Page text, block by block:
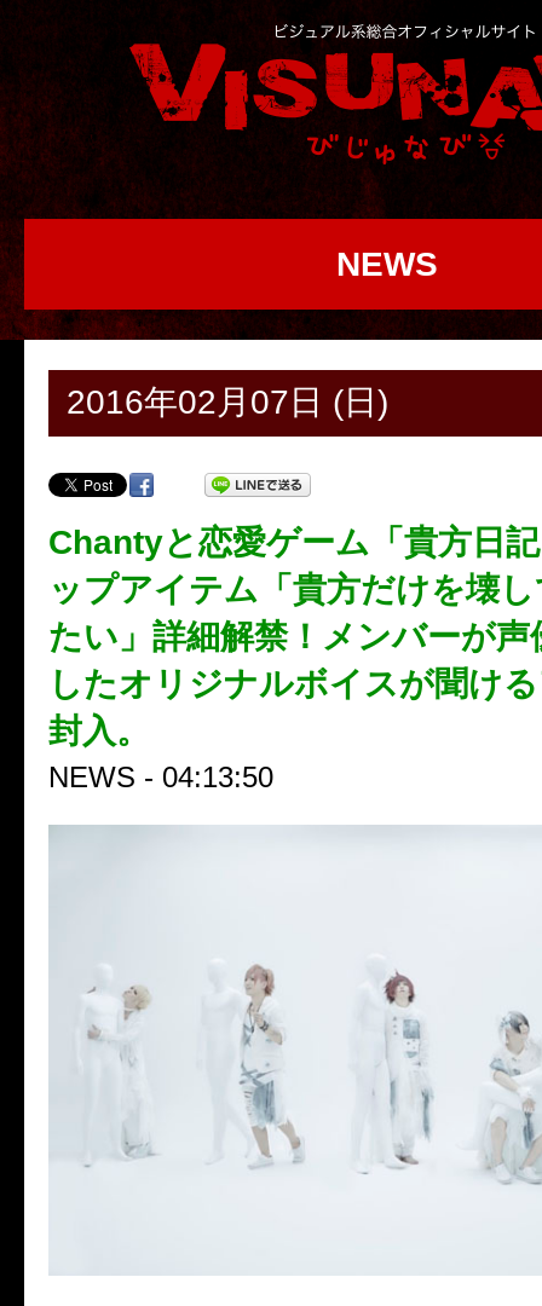
NEWS
2016年02月07日 (日)
Chantyと恋愛ゲーム「貴方日
ップアイテム「貴方だけを壊
たい」詳細解禁！メンバーが声
したオリジナルボイスが聞け
封入。
NEWS - 04:13:50